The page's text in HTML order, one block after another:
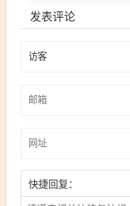
发表评论
快捷回复：